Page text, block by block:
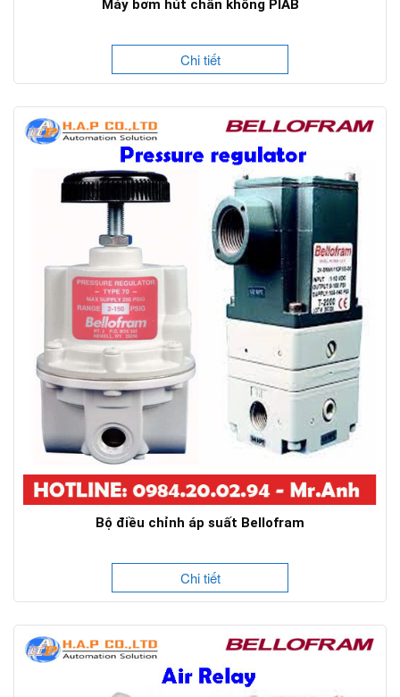
Máy bơm hút chân không PIAB
Chi tiết
Bộ điều chỉnh áp suất Bellofram
Chi tiết